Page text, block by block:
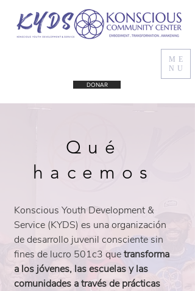
ME
NU
DONAR
Qué
hacemos
Konscious Youth Development &
Service (KYDS) es una organización
de desarrollo juvenil consciente sin
fines de lucro 501c3 quetransforma
a los jóvenes, las escuelas y las
comunidades a través de prácticas